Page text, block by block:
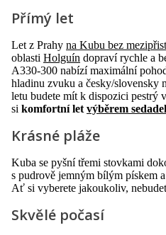
Přímý let
Let z Prahy na Kubu bez
oblasti Holguín dopraví rychle a
A330-300 nabízí maximální
hladinu zvuku a česky/slovensky
letu budete mít k dispozici pestrý
si komfortní let výběrem sedadel
Krásné pláže
Kuba se pyšní třemi stovkami
s pudrově jemným bílým pískem
Ať si vyberete jakoukoliv,
Skvělé počasí